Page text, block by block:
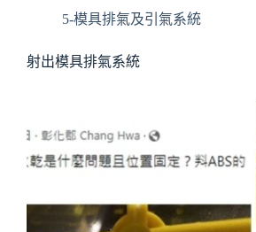
5-模具排氣及引氣系統
射出模具排氣系統